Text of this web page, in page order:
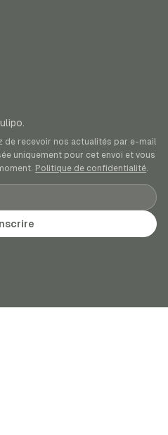
de recevoir nos actualités par e-mail
uniquement pour cet envoi et vous
Politique de confidentialité.